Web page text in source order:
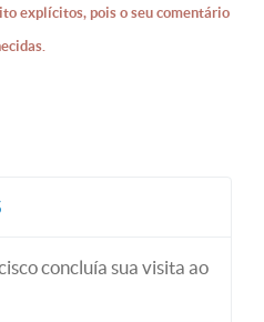
explícitos, pois o seu comentário
concluía sua visita ao